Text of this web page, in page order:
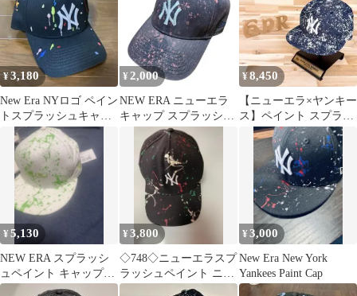
¥3,180
New Era NYロゴ ペイン
トスプラッシュキャッ
¥ 2,000
NEW ERA ニューエラ
キャップ スプラッシュ
ペイント ヤンキース
¥8,450
【ニューエラ×ヤンキー
ス】ペイント スプラッ
シュ デニム キャップ
紺ネイビー
¥5,130
NEW ERA スプラッシ
ュペイント キャップ
新品タグ付き
¥3,800
◇748◇ニューエラスプ
ラッシュペイント ニュ
ーヨーク・ヤンキース
¥3,000
New Era New York
Yankees Paint Cap